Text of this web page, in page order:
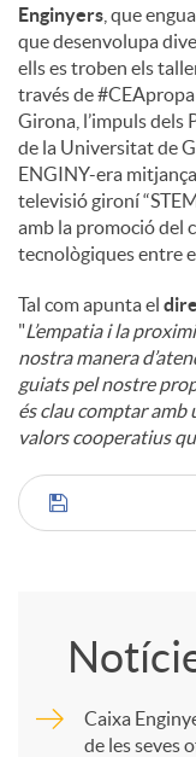
Enginyers , que
que desenvolupa
ells es troben els
través de
Girona, l’impuls dels
de la Universitat de
ENGINY-era
televisió gironí
amb la promoció del
tecnològiques entre
Tal com apunta el
"L’empatia i la
nostra manera
guiats pel nostre
és clau comptar amb
valors cooperatius
C
Caixa
de les seves